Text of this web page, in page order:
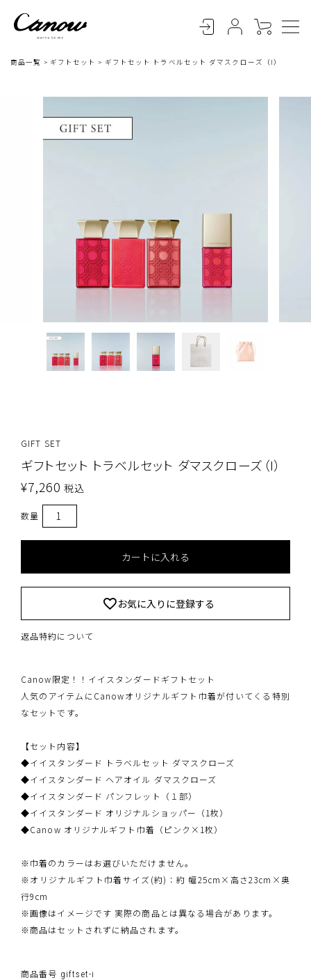
商品一覧 ギフトセット ギフトセット トラベルセット ダマスクローズ（I）
GIFT SET
ギフトセット トラベルセット ダマスクローズ（I）
¥7,260 税込
お気に入りに登録する
カートに入れる
返品特約について
Canow限定！！イイスタンダードギフトセット
人気のアイテムにCanowオリジナルギフト巾着が付いてくる特別
なセットです。
【セット内容】
◆イイスタンダード トラベルセット ダマスクローズ
◆イイスタンダード ヘアオイル ダマスクローズ
◆イイスタンダード パンフレット（１部）
◆イイスタンダード オリジナルショッパー（1枚）
◆Canow オリジナルギフト巾着（ピンク×1枚）
※巾着のカラーはお選びいただけません。
※オリジナルギフト巾着サイズ(約)：約 幅25cm×高さ23cm×奥
行9cm
※画像はイメージです 実際の商品とは異なる場合があります。
※商品はセットされずに納品されます。
商品番号 giftset-i